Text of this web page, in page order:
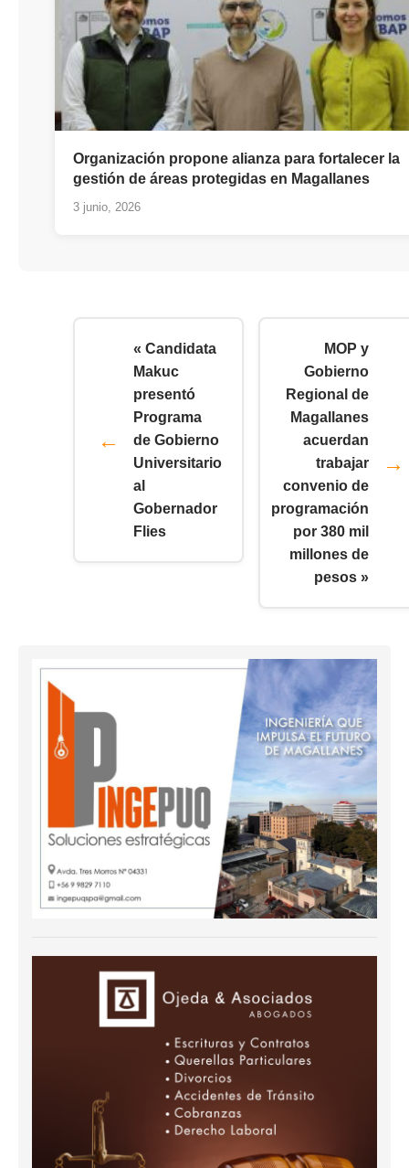
Organización propone alianza para fortalecer la
gestión de áreas protegidas en Magallanes
3 junio, 2026
« Candidata
Makuc
presentó
Programa
de Gobierno
Universitario
al
Gobernador
Flies
MOP y
Gobierno
Regional de
Magallanes
acuerdan
trabajar
convenio de
programación
por 380 mil
millones de
pesos »